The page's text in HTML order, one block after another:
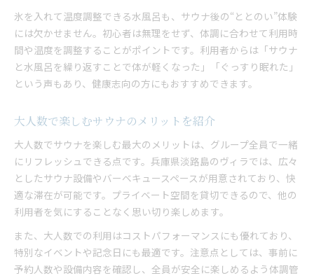
氷を入れて温度調整できる水風呂も、サウナ後の“ととのい”体験
には欠かせません。初心者は無理をせず、体調に合わせて利用時
間や温度を調整することがポイントです。利用者からは「サウナ
と水風呂を繰り返すことで体が軽くなった」「ぐっすり眠れた」
という声もあり、健康志向の方にもおすすめできます。
大人数で楽しむサウナのメリットを紹介
大人数でサウナを楽しむ最大のメリットは、グループ全員で一緒
にリフレッシュできる点です。兵庫県淡路島のヴィラでは、広々
としたサウナ設備やバーベキュースペースが用意されており、快
適な滞在が可能です。プライベート空間を貸切できるので、他の
利用者を気にすることなく思い切り楽しめます。
また、大人数での利用はコストパフォーマンスにも優れており、
特別なイベントや記念日にも最適です。注意点としては、事前に
予約人数や設備内容を確認し、全員が安全に楽しめるよう体調管